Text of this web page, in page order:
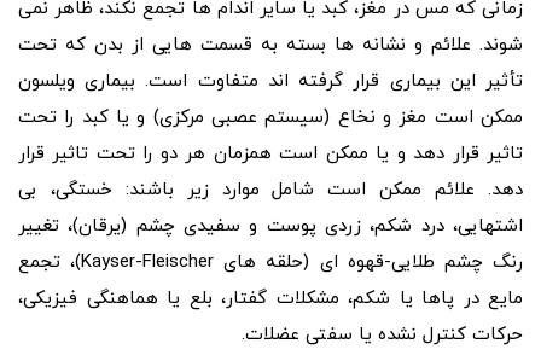
زمانی که مس در مغز، کبد یا سایر اندام‌ ها تجمع نکند، ظاهر نمی‌
شوند. علائم و نشانه ها بسته به قسمت هایی از بدن که تحت
تأثیر این بیماری قرار گرفته اند متفاوت است. بیماری ویلسون
ممکن است مغز و نخاع (سیستم عصبی مرکزی) و یا کبد را تحت
تاثیر قرار دهد و یا ممکن است همزمان هر دو را تحت تاثیر قرار
دهد. علائم ممکن است شامل موارد زیر باشند: خستگی، بی
اشتهایی، درد شکم، زردی پوست و سفیدی چشم (یرقان)، تغییر
رنگ چشم طلایی-قهوه ای (حلقه های Kayser-Fleischer)، تجمع
مایع در پاها یا شکم، مشکلات گفتار، بلع یا هماهنگی فیزیکی،
حرکات کنترل نشده یا سفتی عضلات.